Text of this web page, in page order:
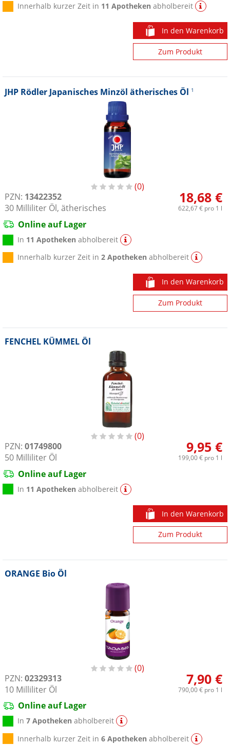
Innerhalb kurzer Zeit in 11 Apotheken abholbereit
In den Warenkorb
Zum Produkt
JHP Rödler Japanisches Minzöl ätherisches Öl 1
0
PZN: 13422352
30 Milliliter Öl, ätherisches
18,68 €
622,67 €pro 1 l
Online auf Lager
In 11 Apotheken abholbereit
Innerhalb kurzer Zeit in2 Apotheken abholbereit
In den Warenkorb
Zum Produkt
FENCHEL KÜMMEL Öl
0
PZN: 01749800
50 Milliliter Öl
9,95 €
199,00 €pro 1 l
Online auf Lager
In 11 Apotheken abholbereit
In den Warenkorb
Zum Produkt
ORANGE Bio Öl
0
PZN: 02329313
10 Milliliter Öl
7,90 €
790,00 €pro 1 l
Online auf Lager
In7 Apotheken abholbereit
Innerhalb kurzer Zeit in6 Apotheken abholbereit